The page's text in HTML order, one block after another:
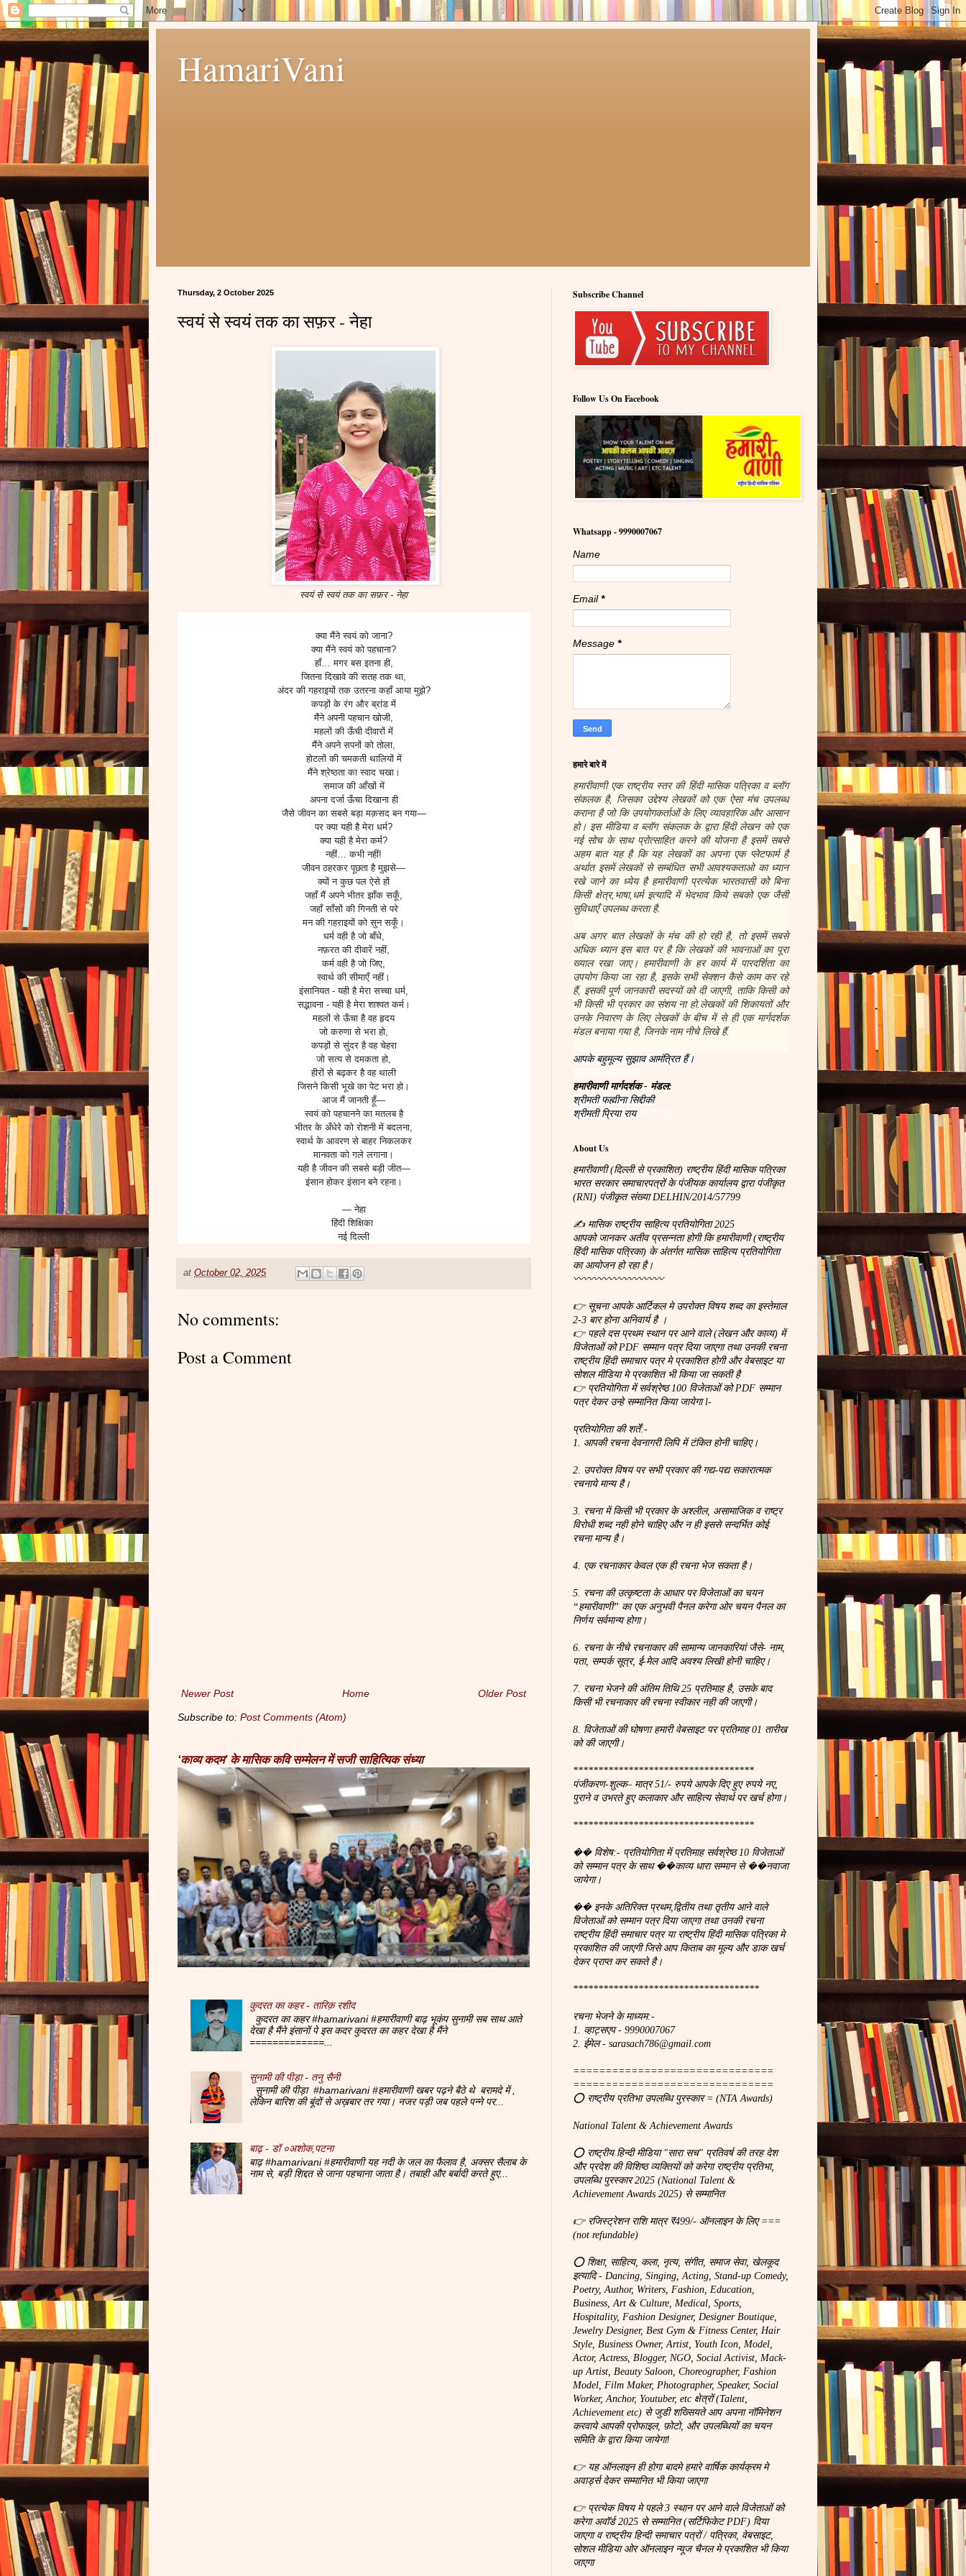
HamariVani
Thursday, 2 October 2025
स्वयं से स्वयं तक का सफ़र - नेहा
स्वयं से स्वयं तक का सफ़र - नेहा
क्या मैंने स्वयं को जाना?
क्या मैंने स्वयं को पहचाना?
हाँ… मगर बस इतना ही,
जितना दिखावे की सतह तक था,
अंदर की गहराइयों तक उतरना कहाँ आया मुझे?
कपड़ों के रंग और ब्रांड में
मैंने अपनी पहचान खोजी,
महलों की ऊँची दीवारों में
मैंने अपने सपनों को तोला,
होटलों की चमकती थालियों में
मैंने श्रेष्ठता का स्वाद चखा।
समाज की आँखों में
अपना दर्जा ऊँचा दिखाना ही
जैसे जीवन का सबसे बड़ा मक़सद बन गया—
पर क्या यही है मेरा धर्म?
क्या यही है मेरा कर्म?
नहीं… कभी नहीं!
जीवन ठहरकर पूछता है मुझसे—
क्यों न कुछ पल ऐसे हों
जहाँ मैं अपने भीतर झाँक सकूँ,
जहाँ साँसों की गिनती से परे
मन की गहराइयों को सुन सकूँ।
धर्म वही है जो बाँधे,
नफ़रत की दीवारें नहीं,
कर्म वही है जो जिए,
स्वार्थ की सीमाएँ नहीं।
इंसानियत - यही है मेरा सच्चा धर्म,
सद्भावना - यही है मेरा शाश्वत कर्म।
महलों से ऊँचा है वह हृदय
जो करुणा से भरा हो,
कपड़ों से सुंदर है वह चेहरा
जो सत्य से दमकता हो,
हीरों से बढ़कर है वह थाली
जिसने किसी भूखे का पेट भरा हो।
आज मैं जानती हूँ—
स्वयं को पहचानने का मतलब है
भीतर के अँधेरे को रोशनी में बदलना,
स्वार्थ के आवरण से बाहर निकलकर
मानवता को गले लगाना।
यही है जीवन की सबसे बड़ी जीत—
इंसान होकर इंसान बने रहना।
— नेहा
हिंदी शिक्षिका
नई दिल्ली
at October 02, 2025
No comments:
Post a Comment
Newer Post Older Post
Home
Subscribe to: Post Comments (Atom)
‘काव्य कदम’ के मासिक कवि सम्मेलन में सजी साहित्यिक संध्या
कुदरत का कहर - तारिक़ रशीद
कुदरत का कहर #hamarivani #हमारीवाणी बाढ़ भूकंप सुनामी सब साथ आते
देखा है मैंने इंसानों पे इस कदर कुदरत का कहर देखा है मैंने
=============...
सुनामी की पीड़ा - तनु सैनी
सुनामी की पीड़ा #hamarivani #हमारीवाणी खबर पढ़ने बैठे थे बरामदे में ,
लेकिन बारिश की बूंदों से अख़बार तर गया। नजर पड़ी जब पहले पन्ने पर...
बाढ़ - डॉ ०अशोक,पटना
बाढ़ #hamarivani #हमारीवाणी यह नदी के जल का फैलाव है, अक्सर सैलाब के
नाम से, बड़ी शिद्दत से जाना पहचाना जाता है। तबाही और बर्बादी करते हुए...
Subscribe Channel
Follow Us On Facebook
Whatsapp - 9990007067
Name
Email*
Message *
हमारे बारे में
हमारीवाणी एक राष्ट्रीय स्तर की हिंदी मासिक पत्रिका व ब्लॉग
संकलक है, जिसका उद्देश्य लेखकों को एक ऐसा मंच उपलब्ध
कराना है जो कि उपयोगकर्ताओं के लिए व्यावहारिक और आसान
हो। इस मीडिया व ब्लॉग संकलक के द्वारा हिंदी लेखन को एक
नई सोच के साथ प्रोत्साहित करने की योजना है इसमें सबसे
अहम बात यह है कि यह लेखकों का अपना एक प्लेटफार्म है
अर्थात इसमें लेखकों से सम्बंधित सभी आवश्यकताओ का ध्यान
रखे जाने का ध्येय है हमारीवाणी प्रत्येक भारतवासी को बिना
किसी क्षेत्र,भाषा,धर्म इत्यादि में भेदभाव किये सबको एक जैसी
सुविधाएँ उपलब्ध करता है.
अब अगर बात लेखकों के मंच की हो रही है, तो इसमें सबसे
अधिक ध्यान इस बात पर है कि लेखकों की भावनाओं का पूरा
ख्याल रखा जाए। हमारीवाणी के हर कार्य में पारदर्शिता का
उपयोग किया जा रहा है, इसके सभी सेक्शन कैसे काम कर रहे
हैं, इसकी पूर्ण जानकारी सदस्यों को दी जाएगी, ताकि किसी को
भी किसी भी प्रकार का संशय ना हो.लेखकों की शिकायतों और
उनके निवारण के लिए लेखकों के बीच में से ही एक मार्गदर्शक
मंडल बनाया गया है, जिनके नाम नीचे लिखे हैं.
आपके बहुमूल्य सुझाव आमंत्रित हैं।
हमारीवाणी मार्गदर्शक - मंडल:
श्रीमती फह्मीना सिद्दीकी
श्रीमती प्रिया राय
About Us
हमारीवाणी (दिल्ली से प्रकाशित) राष्ट्रीय हिंदी मासिक पत्रिका
भारत सरकार समाचारपत्रों के पंजीयक कार्यालय द्वारा पंजीकृत
(RNI) पंजीकृत संख्या DELHIN/2014/57799
✍ मासिक राष्ट्रीय साहित्य प्रतियोगिता 2025
आपको जानकर अतीव प्रसन्नता होगी कि हमारीवाणी (राष्ट्रीय
हिंदी मासिक पत्रिका) के अंतर्गत मासिक साहित्य प्रतियोगिता
का आयोजन हो रहा है।
〰〰〰〰〰〰〰〰〰
👉 सूचना आपके आर्टिकल मे उपरोक्त विषय शब्द का इस्तेमाल
2-3 बार होना अनिवार्य है ।
👉 पहले दस प्रथम स्थान पर आने वाले (लेखन और काव्य) में
विजेताओं को PDF सम्मान पत्र दिया जाएगा तथा उनकी रचना
राष्ट्रीय हिंदी समाचार पत्र मे प्रकाशित होगी और वेबसाइट या
सोशल मीडिया मे प्रकाशित भी किया जा सकती है
👉 प्रतियोगिता में सर्वश्रेष्ठ 100 विजेताओं को PDF सम्मान
पत्र देकर उन्हे सम्मानित किया जायेगा l-
प्रतियोगिता की शर्तें:-
1. आपकी रचना देवनागरी लिपि में टंकित होनी चाहिए।
2. उपरोक्त विषय पर सभी प्रकार की गद्य-पद्य सकारात्मक
रचनाये मान्य है।
3. रचना में किसी भी प्रकार के अश्लील, असामाजिक व राष्ट्र
विरोधी शब्द नही होने चाहिए और न ही इससे सन्दर्भित कोई
रचना मान्य है।
4. एक रचनाकार केवल एक ही रचना भेज सकता है।
5. रचना की उत्कृष्टता के आधार पर विजेताओं का चयन
“हमारीवाणी” का एक अनुभवी पैनल करेगा ओर चयन पैनल का
निर्णय सर्वमान्य होगा।
6. रचना के नीचे रचनाकार की सामान्य जानकारियां जैसे- नाम,
पता, सम्पर्क सूत्र, ई-मेल आदि अवश्य लिखी होनी चाहिए।
7. रचना भेजने की अंतिम तिथि 25 प्रतिमाह है, उसके बाद
किसी भी रचनाकार की रचना स्वीकार नही की जाएगी।
8. विजेताओं की घोषणा हमारी वेबसाइट पर प्रतिमाह 01 तारीख
को की जाएगी।
************************************
पंजीकरण-शुल्क– मात्र 51/- रुपये आपके दिए हुए रुपये नए,
पुराने व उभरते हुए कलाकार और साहित्य सेवार्थ पर खर्च होगा।
************************************
�� विशेष:- प्रतियोगिता में प्रतिमाह सर्वश्रेष्ठ 10 विजेताओं
को सम्मान पत्र के साथ ��काव्य धारा सम्मान से ��नवाजा
जायेगा।
�� इनके अतिरिक्त प्रथम,द्वितीय तथा तृतीय आने वाले
विजेताओं को सम्मान पत्र दिया जाएगा तथा उनकी रचना
राष्ट्रीय हिंदी समाचार पत्र या राष्ट्रीय हिंदी मासिक पत्रिका मे
प्रकाशित की जाएगी जिसे आप किताब का मूल्य और डाक खर्च
देकर प्राप्त कर सकते है।
*************************************
रचना भेजने के माध्यम:-
1. व्हाट्सएप - 9990007067
2. ईमेल - sarasach786@gmail.com
===============================
===============================
⭕ राष्ट्रीय प्रतिभा उपलब्धि पुरस्कार = (NTA Awards)
National Talent & Achievement Awards
⭕ राष्ट्रीय हिन्दी मीडिया "सारा सच" प्रतिवर्ष की तरह देश
और प्रदेश की विशिष्ठ व्यक्तियों को करेगा राष्ट्रीय प्रतिभा,
उपलब्धि पुरस्कार 2025 (National Talent &
Achievement Awards 2025) से सम्मानित
👉 रजिस्ट्रेशन राशि मात्र ₹499/- ऑनलाइन के लिए ===
(not refundable)
⭕ शिक्षा, साहित्य, कला, नृत्य, संगीत, समाज सेवा, खेलकूद
इत्यादि - Dancing, Singing, Acting, Stand-up Comedy,
Poetry, Author, Writers, Fashion, Education,
Business, Art & Culture, Medical, Sports,
Hospitality, Fashion Designer, Designer Boutique,
Jewelry Designer, Best Gym & Fitness Center, Hair
Style, Business Owner, Artist, Youth Icon, Model,
Actor, Actress, Blogger, NGO, Social Activist, Mack-
up Artist, Beauty Saloon, Choreographer, Fashion
Model, Film Maker, Photographer, Speaker, Social
Worker, Anchor, Youtuber, etc क्षेत्रों (Talent,
Achievement etc) से जुडी शख्सियते आप अपना नॉमिनेशन
करवाये आपकी प्रोफाइल, फ़ोटो, और उपलब्धियों का चयन
समिति के द्वारा किया जायेगा!
👉 यह ऑनलाइन ही होगा बादमे हमारे वार्षिक कार्यक्रम मे
अवार्ड्स देकर सम्मानित भी किया जाएगा
👉 प्रत्येक विषय मे पहले 3 स्थान पर आने वाले विजेताओं को
करेगा अवॉर्ड 2025 से सम्मानित (सर्टिफिकेट PDF) दिया
जाएगा व राष्ट्रीय हिन्दी समाचार पत्रों / पत्रिका, वेबसाइट,
सोशल मीडिया ओर ऑनलाइन न्यूज चैनल मे प्रकाशित भी किया
जाएगा